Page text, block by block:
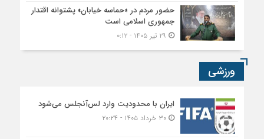
حضور مردم در «حماسه خیابان» پشتوانه اقتدار
جمهوری اسلامی است
ورزشی
ایران با محدودیت وارد لس‌آنجلس می‌شود
۳۰ خرداد ۱۴۰۵ - ۲۰:۲۴